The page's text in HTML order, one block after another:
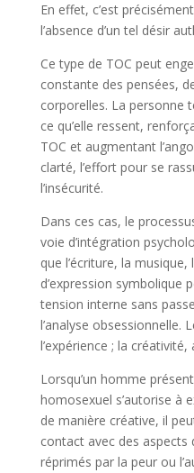
En effet, c’est
l’absence d’un tel désir
Ce type de TOC peut
constante des pensées,
corporelles. La personne
ce qu’elle ressent,
TOC et augmentant
clarté, l’effort pour se
l’insécurité.
Dans ces cas, le
voie d’intégration
que l’écriture, la
d’expression symbolique
tension interne sans
l’analyse obsessionnelle.
l’expérience ; la créativité,
Lorsqu’un homme
homosexuel s’autorise à
de manière créative, il
contact avec des
réprimés par la peur ou